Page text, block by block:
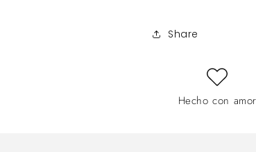
Share
Hecho con amor